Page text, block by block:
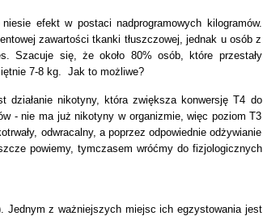
efekt w postaci nadprogramowych kilogramów.
zawartości tkanki tłuszczowej, jednak u osób z
Szacuje się, że około 80% osób, które przestały
7-8 kg. Jak to możliwe?
działanie nikotyny, która zwiększa konwersję T4 do
- nie ma już nikotyny w organizmie, więc poziom T3
odwracalny, a poprzez odpowiednie odżywianie
powiemy, tymczasem wróćmy do fizjologicznych
Jednym z ważniejszych miejsc ich egzystowania jest